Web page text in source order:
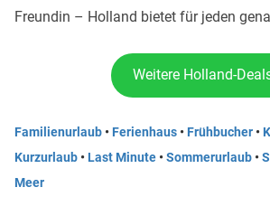
Freundin – Holland bietet für jeden
Weitere Holland-
Familienurlaub • Ferienhaus • Frühbucher •
Kurzurlaub • Last Minute •Sommerurlaub •
Meer